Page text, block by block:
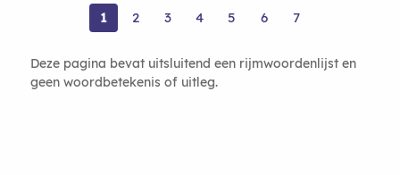
1 2 3 4 5 6 7
Deze pagina bevat uitsluitend een rijmwoordenlijst en
geen woordbetekenis of uitleg.